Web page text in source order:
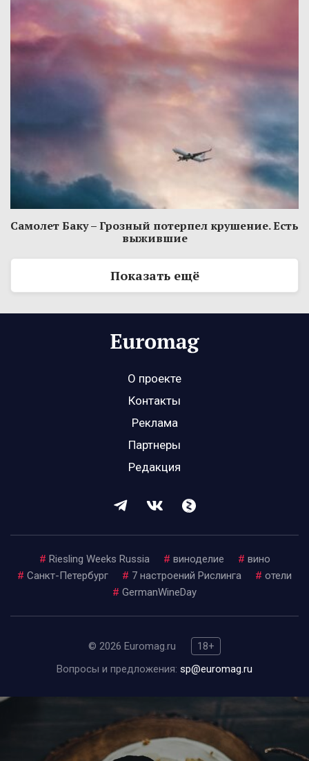
Самолет Баку – Грозный потерпел крушение. Есть
выжившие
Показать ещё
О проекте
Контакты
Реклама
Партнеры
Редакция
# Riesling Weeks Russia # виноделие # вино
# Санкт-Петербург # 7 настроений Рислинга # отели
# GermanWineDay
© 2026 Euromag.ru
18+
Вопросы и предложения: sp@euromag.ru